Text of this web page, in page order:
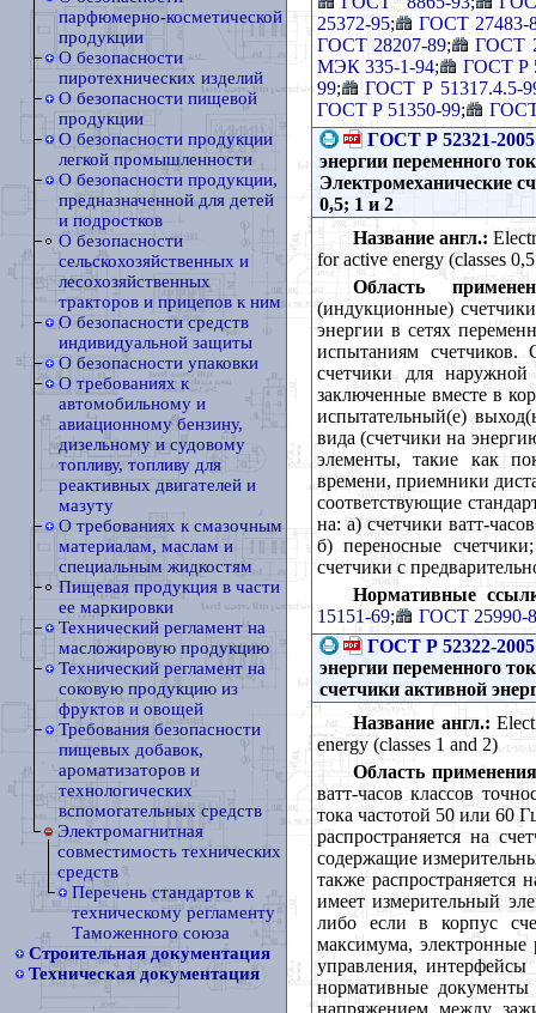
парфюмерно-косметической
продукции
О безопасности
пиротехнических изделий
О безопасности пищевой
продукции
О безопасности продукции
легкой промышленности
О безопасности продукции,
предназначенной для детей
и подростков
О безопасности
сельскохозяйственных и
лесохозяйственных
тракторов и прицепов к ним
О безопасности средств
индивидуальной защиты
О безопасности упаковки
О требованиях к
автомобильному и
авиационному бензину,
дизельному и судовому
топливу, топливу для
реактивных двигателей и
мазуту
О требованиях к смазочным
материалам, маслам и
специальным жидкостям
Пищевая продукция в части
ее маркировки
Технический регламент на
масложировую продукцию
Технический регламент на
соковую продукцию из
фруктов и овощей
Требования безопасности
пищевых добавок,
ароматизаторов и
технологических
вспомогательных средств
Электромагнитная
совместимость технических
средств
Перечень стандартов к
техническому регламенту
Таможенного союза
Строительная документация
Техническая документация
25372-95;
ГОСТ 27483-
ГОСТ 28207-89;
ГОСТ
МЭК 335-1-94;
ГОСТ Р
99;
ГОСТ Р 51317.4.5-
ГОСТ Р 51350-99;
ГОСТ
ГОСТ Р 52321-2005
энергии переменного
Электромеханические
0,5; 1 и 2
Название англ.:
for active energy (classes
Область
(индукционные)
энергии в сетях
испытаниям счетчиков.
счетчики для
заключенные вместе в
испытательный(е)
вида (счетчики на
элементы, такие как
времени, приемники
соответствующие
на: а) счетчики ватт-
б) переносные
счетчики с
Нормативные
15151-69;
ГОСТ 25990-
ГОСТ Р 52322-2005
энергии переменного
счетчики активной
Название англ.:
energy (classes 1 and 2)
Область
ватт-часов классов
тока частотой 50 или 60
распространяется на
содержащие
также
имеет измерительный
либо если в корпус
максимума, электронные
управления,
нормативные документы
напряжением между